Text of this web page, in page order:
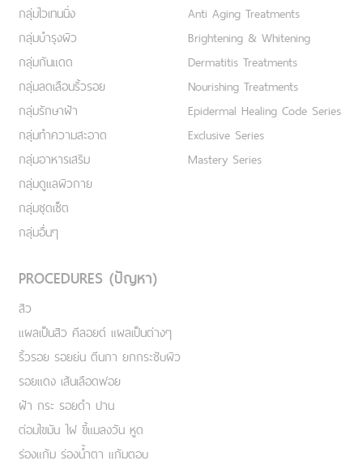
กลุ่มไวเทนนิ่ง
กลุ่มบำรุงผิว
กลุ่มกันแดด
กลุ่มลดเลือนริ้วรอย
กลุ่มรักษาฝ้า
กลุ่มทำความสะอาด
กลุ่มอาหารเสริม
กลุ่มดูแลผิวกาย
กลุ่มชุดเซ็ต
กลุ่มอื่นๆ
Anti Aging Treatments
Brightening & Whitening
Dermatitis Treatments
Nourishing Treatments
Epidermal Healing Code Series
Exclusive Series
Mastery Series
PROCEDURES (ปัญหา)
สิว
แผลเป็นสิว คีลอยด์ แผลเป็นต่างๆ
ริ้วรอย รอยย่น ตีนกา ยกกระชับผิว
รอยแดง เส้นเลือดฟอย
ฝ้า กระ รอยดำ ปาน
ต่อมไขมัน ไฝ ขี้แมลงวัน หูด
ร่องแก้ม ร่องน้ำตา แก้มตอบ